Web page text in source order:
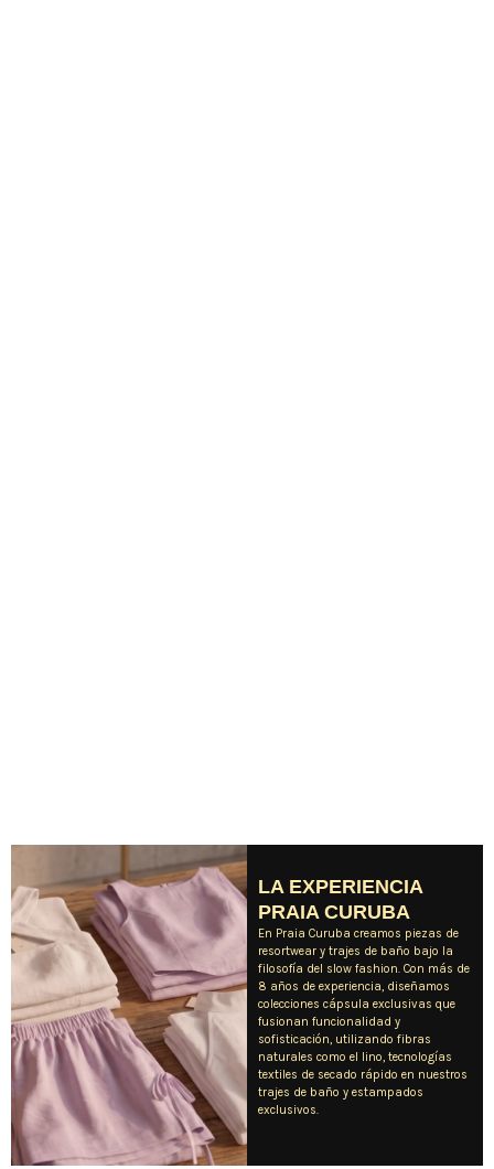
LA EXPERIENCIA
PRAIA CURUBA
En Praia Curuba creamos piezas de
resortwear y trajes de baño bajo la
filosofía del slow fashion. Con más de
8 años de experiencia, diseñamos
colecciones cápsula exclusivas que
fusionan funcionalidad y
sofisticación, utilizando fibras
naturales como el lino, tecnologías
textiles de secado rápido en nuestros
trajes de baño y estampados
exclusivos.